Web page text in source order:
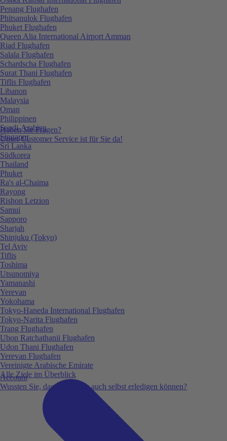
Haben Sie Fragen?
Unser Customer Service ist für Sie da!
Account
Wussten Sie, dass Sie vieles auch selbst erledigen können?
Penang Flughafen
Phitsanulok Flughafen
Phuket Flughafen
Queen Alia International Airport Amman
Riad Flughafen
Salala Flughafen
Schardscha Flughafen
Surat Thani Flughafen
Tiflis Flughafen
Libanon
Malaysia
Oman
Philippinen
Saudi-Arabien
Singapur
Sri Lanka
Südkorea
Thailand
Phuket
Ra's al-Chaima
Rayong
Rishon Letzion
Samui
Sapporo
Sharjah
Shinjuku (Tokyo)
Tel Aviv
Tiflis
Toshima
Utsunomiya
Yamanashi
Yerevan
Yokohama
Tokyo-Haneda International Flughafen
Tokyo-Narita Flughafen
Trang Flughafen
Ubon Ratchathanii Flughafen
Udon Thani Flughafen
Yerevan Flughafen
Vereinigte Arabische Emirate
Alle Ziele im Überblick